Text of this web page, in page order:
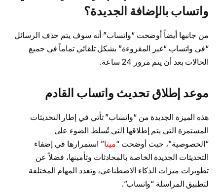
واتساب بالإضافة الجديدة؟
من جانبها أيضاً أوضحت “واتساب” أنه سوف يتم حذف الرسائل
“في واتساب “غير المقروءة” بشكل تلقائي تماماً في جميع
الحالات بعد أن يتم مرور 24 ساعة.
موعد إطلاق تحديث واتساب القادم
هذه الميزة الجديدة من “واتساب” تأتي في إطار التحديثات
المستمرة التي يتم إطلاقها التي تُسلط الضوء على
“الخصوصية”، حيث أوضحت “ميتا” استمرارها في إضفاء
التحديثات الجديدة الخاصة بالمحادثات وتأمينها، فضلاً عن
تطويرات ميزات الذكاء الاصطناعي، وتعدد المهام المختلفة
لتطبيق المراسلة “واتساب”.